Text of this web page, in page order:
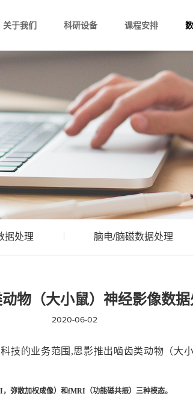
关于我们 科研设备 课程安排
据处理 脑电/脑磁数据处理
物（大小鼠）神经影像数
2020-06-02
技的业务范围 ,思影推出啮齿类动物（大
弥散加权成像）和fMRI（功能磁共振）三种模态。